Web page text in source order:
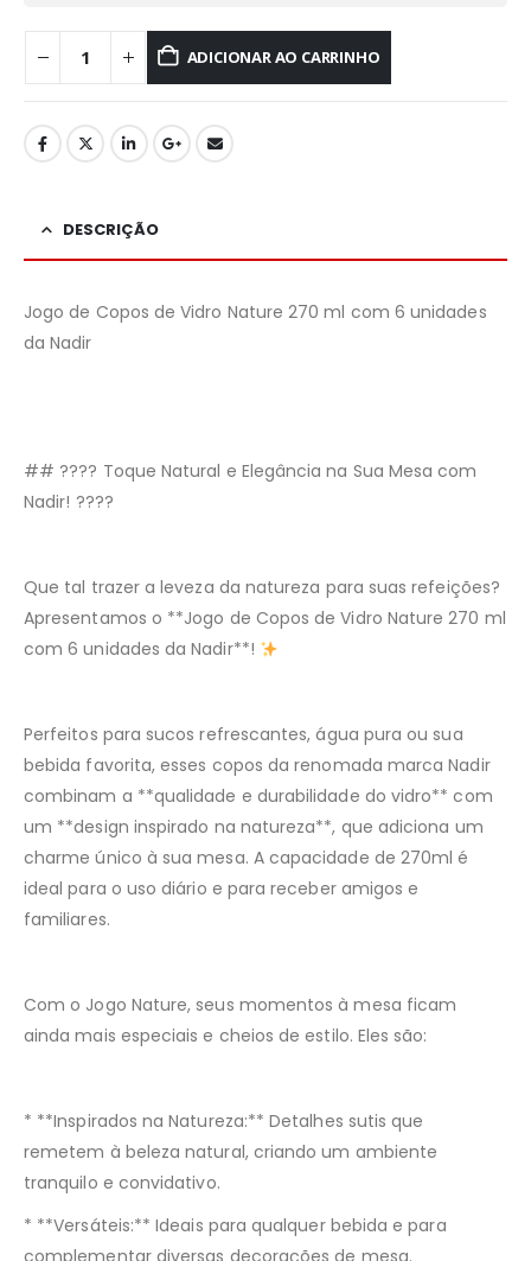
ADICIONAR AO CARRINHO
DESCRIÇÃO
Jogo de Copos de Vidro Nature 270 ml com 6 unidades
da Nadir
## ???? Toque Natural e Elegância na Sua Mesa com
Nadir! ????
Que tal trazer a leveza da natureza para suas refeições?
Apresentamos o **Jogo de Copos de Vidro Nature 270 ml
com 6 unidades da Nadir**!
Perfeitos para sucos refrescantes, água pura ou sua
bebida favorita, esses copos da renomada marca Nadir
combinam a **qualidade e durabilidade do vidro** com
um **design inspirado na natureza**, que adiciona um
charme único à sua mesa. A capacidade de 270ml é
ideal para o uso diário e para receber amigos e
familiares.
Com o Jogo Nature, seus momentos à mesa ficam
ainda mais especiais e cheios de estilo. Eles são:
* **Inspirados na Natureza:** Detalhes sutis que
remetem à beleza natural, criando um ambiente
tranquilo e convidativo.
* **Versáteis:** Ideais para qualquer bebida e para